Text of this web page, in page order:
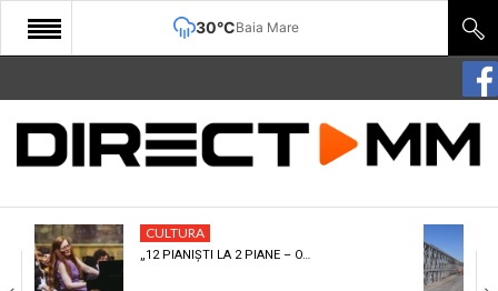
30°CBaia Mare
START
COMUNITATE
CULTURA
ECONOMIE
CULTURA
„12 PIANIȘTI LA 2 PIANE – O…